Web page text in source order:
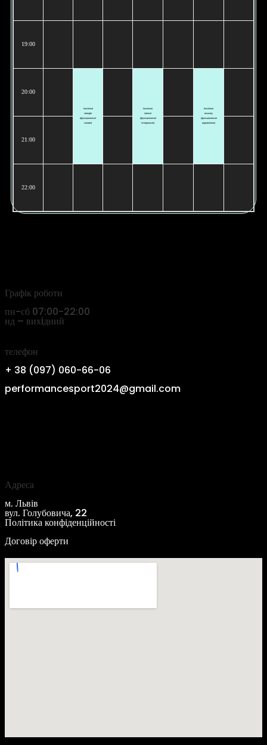
19:00
20:00
functional
strength
(функціональне
силове)
functional
interval
(функціональне
інтервальне)
functional
recovery
(функціональне
відновлення)
21:00
22:00
Графік роботи
пн-сб 07:00-22:00
нд – вихiдний
телефон
+ 38 (097) 060-66-06
performancesport2024@gmail.com
Адреса
м. Львів
вул. Голубовича, 22
Політика конфіденційності
Договір оферти